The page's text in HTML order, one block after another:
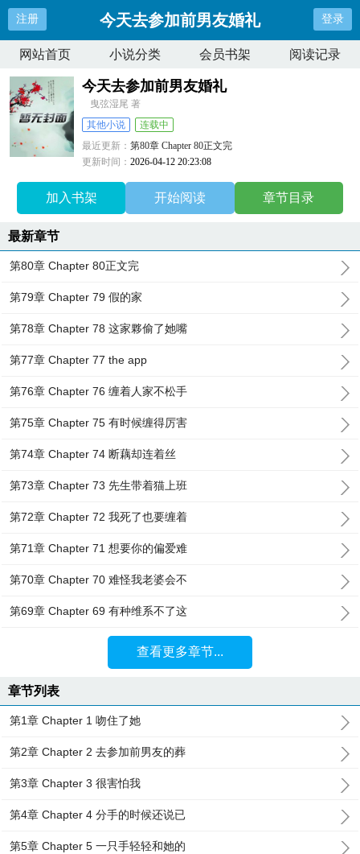
注册 今天去参加前男友婚礼 登录
网站首页 小说分类 会员书架 阅读记录
今天去参加前男友婚礼
曳弦湿尾 著
其他小说
连载中
最近更新：第80章 Chapter 80正文完
更新时间：2026-04-12 20:23:08
加入书架 开始阅读 章节目录
最新章节
第80章 Chapter 80正文完
第79章 Chapter 79 假的家
第78章 Chapter 78 这家夥偷了她嘴
第77章 Chapter 77 the app
第76章 Chapter 76 缠着人家不松手
第75章 Chapter 75 有时候缠得厉害
第74章 Chapter 74 断藕却连着丝
第73章 Chapter 73 先生带着猫上班
第72章 Chapter 72 我死了也要缠着
第71章 Chapter 71 想要你的偏爱难
第70章 Chapter 70 难怪我老婆会不
第69章 Chapter 69 有种维系不了这
查看更多章节...
章节列表
第1章 Chapter 1 吻住了她
第2章 Chapter 2 去参加前男友的葬
第3章 Chapter 3 很害怕我
第4章 Chapter 4 分手的时候还说已
第5章 Chapter 5 一只手轻轻和她的